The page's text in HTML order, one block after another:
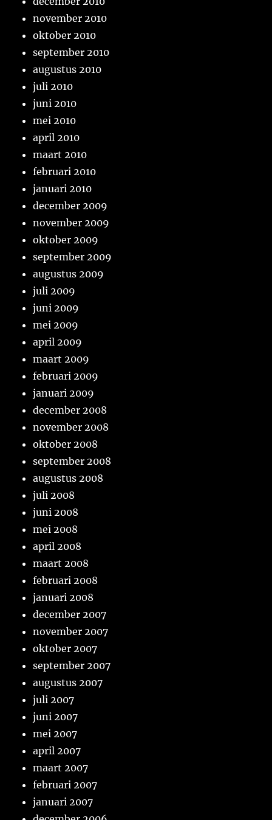
november 2010
oktober 2010
september 2010
augustus 2010
juli 2010
juni 2010
mei 2010
april 2010
maart 2010
februari 2010
januari 2010
december 2009
november 2009
oktober 2009
september 2009
augustus 2009
juli 2009
juni 2009
mei 2009
april 2009
maart 2009
februari 2009
januari 2009
december 2008
november 2008
oktober 2008
september 2008
augustus 2008
juli 2008
juni 2008
mei 2008
april 2008
maart 2008
februari 2008
januari 2008
december 2007
november 2007
oktober 2007
september 2007
augustus 2007
juli 2007
juni 2007
mei 2007
april 2007
maart 2007
februari 2007
januari 2007